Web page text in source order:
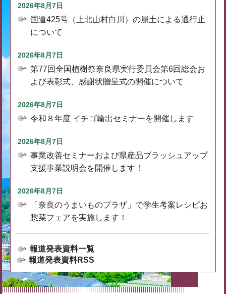
2026年8月7日
国道425号（上北山村白川）の崩土による通行止
について
2026年8月7日
第77回全国植樹祭奈良県実行委員会第6回総会お
よび表彰式、感謝状贈呈式の開催について
2026年8月7日
令和８年度 イチゴ輸出セミナーを開催します
2026年8月7日
事業改善セミナーおよび県産品ブラッシュアップ
支援事業説明会を開催します！
2026年8月7日
「奈良のうまいものプラザ」で学生考案レシピお
惣菜フェアを実施します！
報道発表資料一覧
報道発表資料RSS